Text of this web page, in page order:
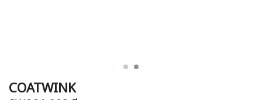
COATWINK